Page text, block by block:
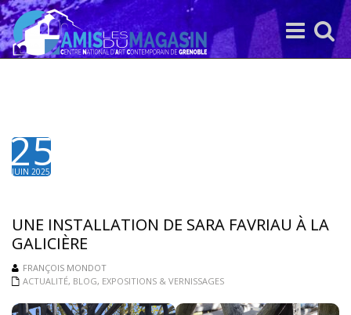
Toggle
search
Toggle
navigation
25
JUIN 2025
UNE INSTALLATION DE SARA FAVRIAU À LA
GALICIÈRE
FRANÇOIS MONDOT
ACTUALITÉ, BLOG, EXPOSITIONS & VERNISSAGES